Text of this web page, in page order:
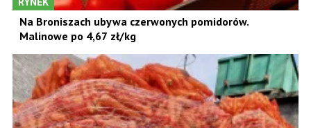
Na Broniszach ubywa czerwonych pomidorów.
Malinowe po 4,67 zł/kg